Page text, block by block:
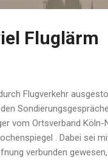
Fluglärm
Flugverkehr
vom Ortsverband
. Dabei sei
verbunden